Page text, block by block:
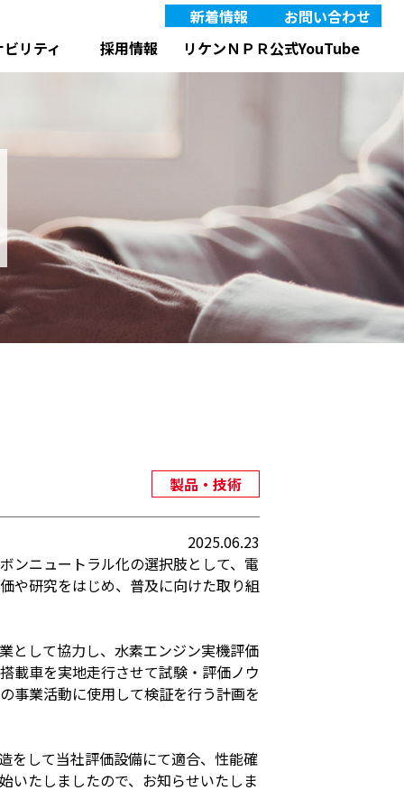
ト製品
リティ 採用情報
新着情報 IRニュース
お問い合わせ
JP EN
リケンＮＰＲ公式YouTube
製品・技術
2025.06.23
ンニュートラル化の選択肢として、電
や研究をはじめ、普及に向けた取り組
として協力し、水素エンジン実機評価
載車を実地走行させて試験・評価ノウ
事業活動に使用して検証を行う計画を
をして当社評価設備にて適合、性能確
いたしましたので、お知らせいたしま